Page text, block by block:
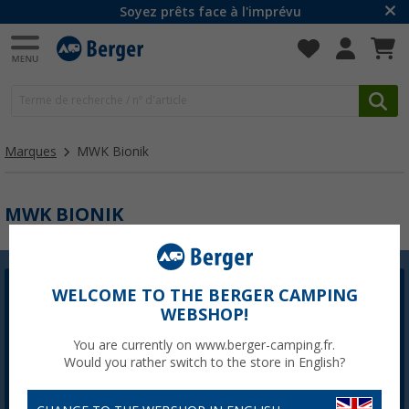
Soyez prêts face à l'imprévu
Marques MWK Bionik
MWK BIONIK
Newsletter Berger
L'inscription à la newsletter n'est actuellement pas
disponible. Nous corrigerons le problème dès que
possible.
WELCOME TO THE BERGER CAMPING
WEBSHOP!
You are currently on www.berger-camping.fr.
Would you rather switch to the store in English?